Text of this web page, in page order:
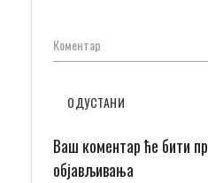
Коментар
ОДУСТАНИ
Ваш коментар ће бити
објављивања